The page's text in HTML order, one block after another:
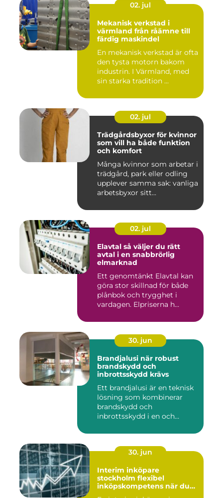
02. jul
Mekanisk verkstad i
värmland från råämne till
färdig maskindel
En mekanisk verkstad är ofta
den tysta motorn bakom
industrin. I Värmland, med
sin starka tradition ...
02. jul
Trädgårdsbyxor för kvinnor
som vill ha både funktion
och komfort
Många kvinnor som arbetar i
trädgård, park eller odling
upplever samma sak: vanliga
arbetsbyxor sitt...
02. jul
Elavtal så väljer du rätt
avtal i en snabbrörlig
elmarknad
Ett genomtänkt Elavtal kan
göra stor skillnad för både
plånbok och trygghet i
vardagen. Elpriserna h...
30. jun
Brandjalusi när robust
brandskydd och
inbrottsskydd krävs
Ett brandjalusi är en teknisk
lösning som kombinerar
brandskydd och
inbrottsskydd i en och
30. jun
Interim inköpare
stockholm flexibel
inköpskompetens när du